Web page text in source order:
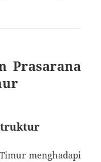
Prasarana
menghadapi